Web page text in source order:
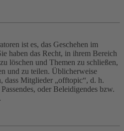
ist es, das Geschehen im
haben das Recht, in ihrem Bereich
löschen und Themen zu schließen,
und zu teilen. Üblicherweise
dass Mitglieder „offtopic“, d. h.
oder Beleidigendes bzw.